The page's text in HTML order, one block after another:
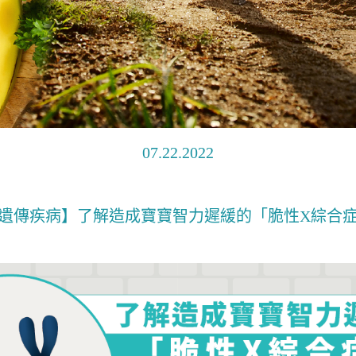
07.22.2022
傳疾病】了解造成寶寶智力遲緩的「脆性X綜合